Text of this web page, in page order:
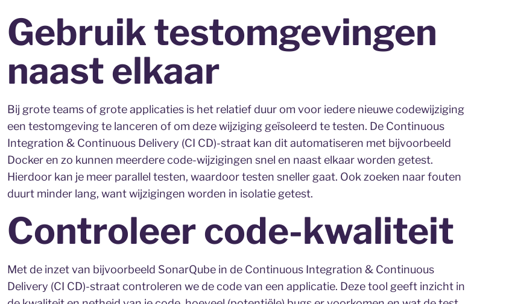
Gebruik testomgevingen
naast elkaar
Bij grote teams of grote applicaties is het relatief duur om voor iedere nieuwe codewijziging
een testomgeving te lanceren of om deze wijziging geïsoleerd te testen. De Continuous
Integration & Continuous Delivery (CI CD)-straat kan dit automatiseren met bijvoorbeeld
Docker en zo kunnen meerdere code-wijzigingen snel en naast elkaar worden getest.
Hierdoor kan je meer parallel testen, waardoor testen sneller gaat. Ook zoeken naar fouten
duurt minder lang, want wijzigingen worden in isolatie getest.
Controleer code-kwaliteit
Met de inzet van bijvoorbeeld SonarQube in de Continuous Integration & Continuous
Delivery (CI CD)-straat controleren we de code van een applicatie. Deze tool geeft inzicht in